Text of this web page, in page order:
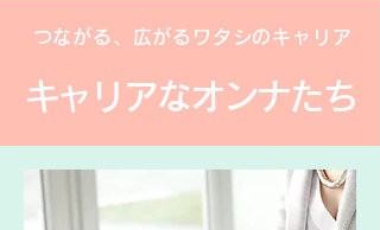
つながる、広がるワタシのキャリア
キャリアなオンナたち